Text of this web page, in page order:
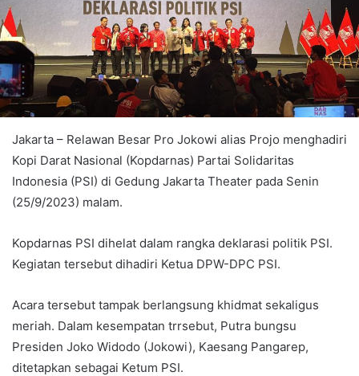
Jakarta – Relawan Besar Pro Jokowi alias Projo menghadiri
Kopi Darat Nasional (Kopdarnas) Partai Solidaritas
Indonesia (PSI) di Gedung Jakarta Theater pada Senin
(25/9/2023) malam.
Kopdarnas PSI dihelat dalam rangka deklarasi politik PSI.
Kegiatan tersebut dihadiri Ketua DPW-DPC PSI.
Acara tersebut tampak berlangsung khidmat sekaligus
meriah. Dalam kesempatan trrsebut, Putra bungsu
Presiden Joko Widodo (Jokowi), Kaesang Pangarep,
ditetapkan sebagai Ketum PSI.